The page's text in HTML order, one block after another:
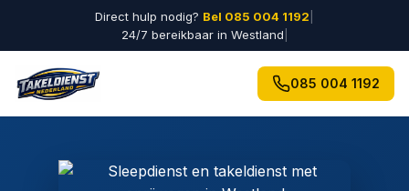
Direct hulp nodig? Bel 085 004 1192
24/7 bereikbaar in Westland
085 004 1192